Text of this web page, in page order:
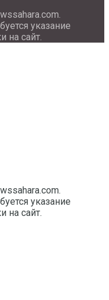
указание
на сайт.
указание
на сайт.